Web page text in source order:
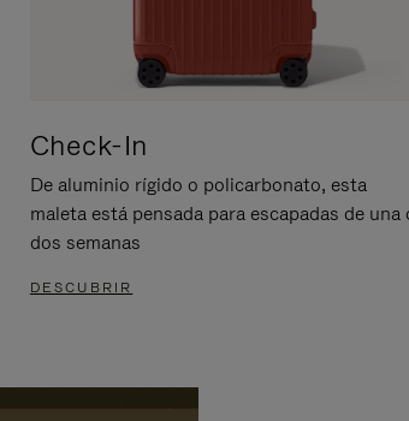
Check-In
De aluminio rígido o policarbonato, esta
maleta está pensada para escapadas de una
dos semanas
DESCUBRIR